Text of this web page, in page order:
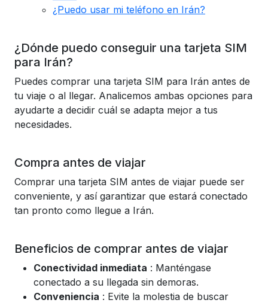
¿Puedo usar mi teléfono en Irán?
¿Dónde puedo conseguir una tarjeta SIM
para Irán?
Puedes comprar una tarjeta SIM para Irán antes de
tu viaje o al llegar. Analicemos ambas opciones para
ayudarte a decidir cuál se adapta mejor a tus
necesidades.
Compra antes de viajar
Comprar una tarjeta SIM antes de viajar puede ser
conveniente, y así garantizar que estará conectado
tan pronto como llegue a Irán.
Beneficios de comprar antes de viajar
Conectividad inmediata : Manténgase
conectado a su llegada sin demoras.
Conveniencia : Evite la molestia de buscar